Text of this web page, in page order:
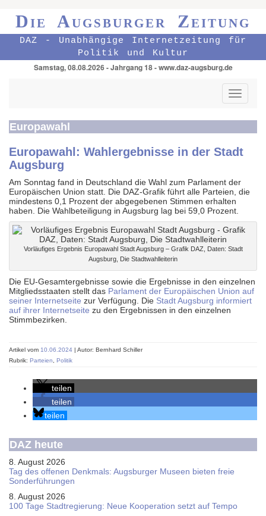
Die Augsburger Zeitung
DAZ - Unabhängige Internetzeitung für
Politik und Kultur
Samstag, 08.08.2026 - Jahrgang 18 - www.daz-augsburg.de
Toggle
Europawahl
Europawahl: Wahlergebnisse in der Stadt
Augsburg
Am Sonntag fand in Deutschland die Wahl zum Parlament der
Europäischen Union statt. Die DAZ-Grafik führt alle Parteien, die
mindestens 0,1 Prozent der abgegebenen Stimmen erhalten
haben. Die Wahlbeteiligung in Augsburg lag bei 59,0 Prozent.
Vorläufiges Ergebnis Europawahl Stadt Augsburg – Grafik DAZ, Daten: Stadt
Augsburg, Die Stadtwahlleiterin
Die EU-Gesamtergebnisse sowie die Ergebnisse in den einzelnen
Mitgliedsstaaten stellt das Parlament der Europäischen Union auf
seiner Internetseite zur Verfügung. Die Stadt Augsburg informiert
auf ihrer Internetseite zu den Ergebnissen in den einzelnen
Stimmbezirken.
Artikel vom 10.06.2024 | Autor: Bernhard Schiller
Rubrik: Parteien Politik
teilen
teilen
teilen
DAZ heute
8. August 2026
Tag des offenen Denkmals: Augsburger Museen bieten freie
Sonderführungen
8. August 2026
100 Tage Stadtregierung: Neue Kooperation setzt auf Tempo